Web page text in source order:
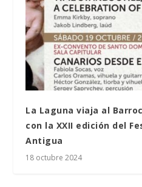
La Laguna viaja al
con la XXII edición del
Antigua
18 octubre 2024